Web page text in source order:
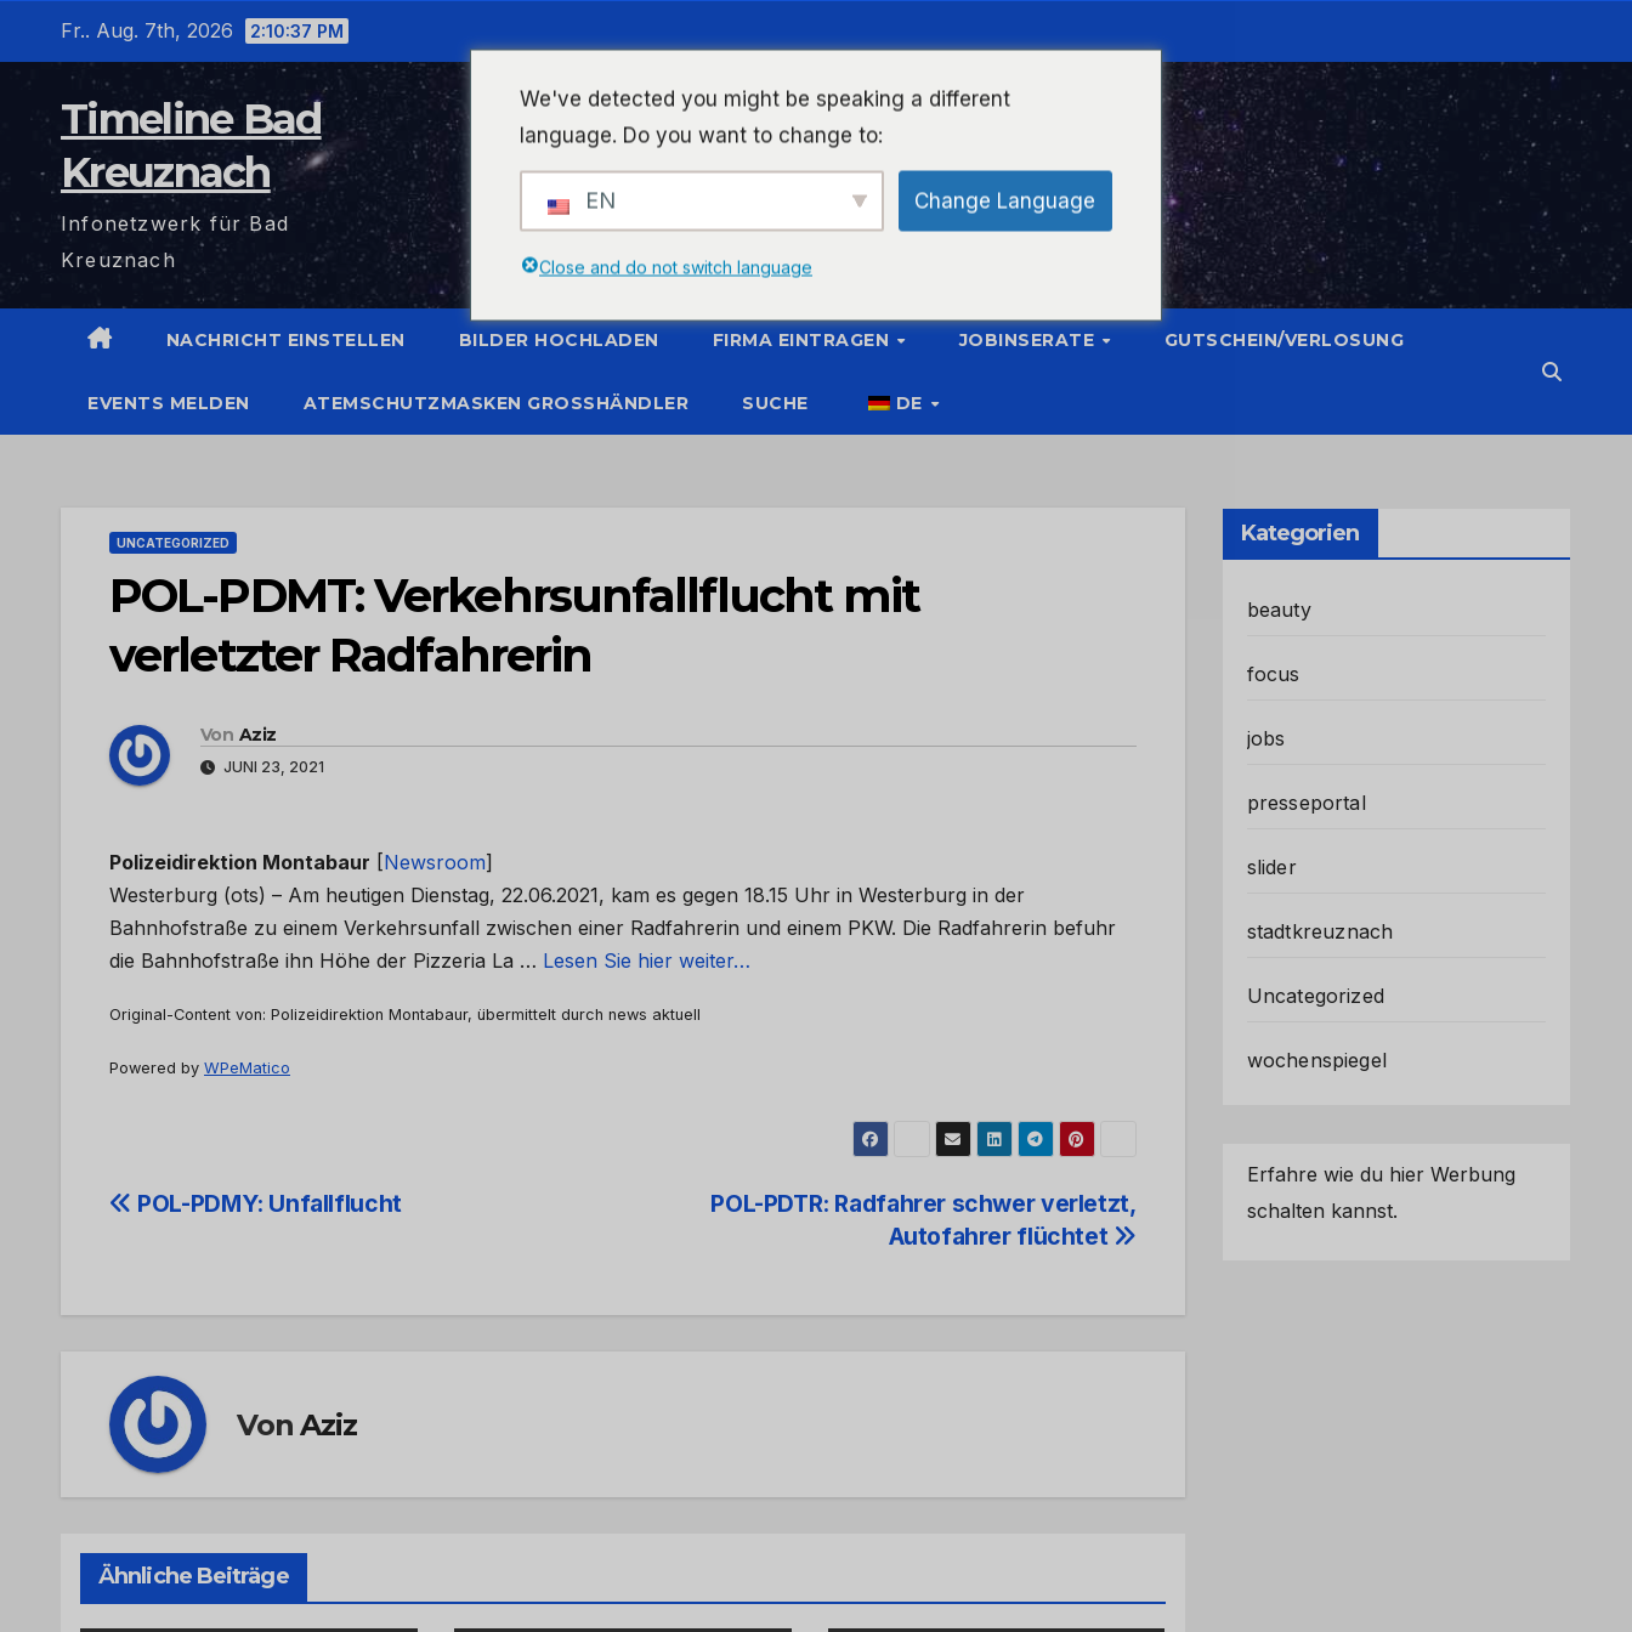
Fr.. Aug. 7th, 2026 2:10:38 PM
Timeline Bad
Kreuznach
Infonetzwerk für Bad
Kreuznach
NACHRICHT EINSTELLEN BILDER HOCHLADEN FIRMA EINTRAGEN JOBINSERATE GUTSCHEIN/VERLOSUNG
EVENTS MELDEN ATEMSCHUTZMASKEN GROSSHÄNDLER SUCHE DE
UNCATEGORIZED
POL-PDMT: Verkehrsunfallflucht mit
verletzter Radfahrerin
Von Aziz
JUNI 23, 2021
Polizeidirektion Montabaur [Newsroom]
Westerburg (ots) – Am heutigen Dienstag, 22.06.2021, kam es gegen 18.15 Uhr in Westerburg in der
Bahnhofstraße zu einem Verkehrsunfall zwischen einer Radfahrerin und einem PKW. Die Radfahrerin befuhr
die Bahnhofstraße ihn Höhe der Pizzeria La … Lesen Sie hier weiter…
Original-Content von: Polizeidirektion Montabaur, übermittelt durch news aktuell
Powered by WPeMatico
Beitrags-
POL-PDTR: Radfahrer schwer verletzt,
Autofahrer flüchtet
POL-PDMY: Unfallflucht
VonAziz
Ähnliche Beiträge
Kategorien
beauty
focus
jobs
presseportal
slider
stadtkreuznach
Uncategorized
wochenspiegel
Erfahre wie du hier Werbung
schalten kannst.
We've detected you might be speaking a different
language. Do you want to change to:
EN Change Language
Close and do not switch language